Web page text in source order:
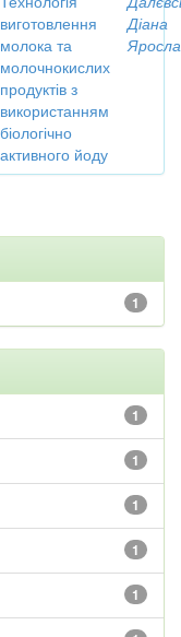
виготовлення
молока та
молочнокислих
продуктів з
використанням
біологічно
активного йоду
Діана
1
1
1
1
1
1